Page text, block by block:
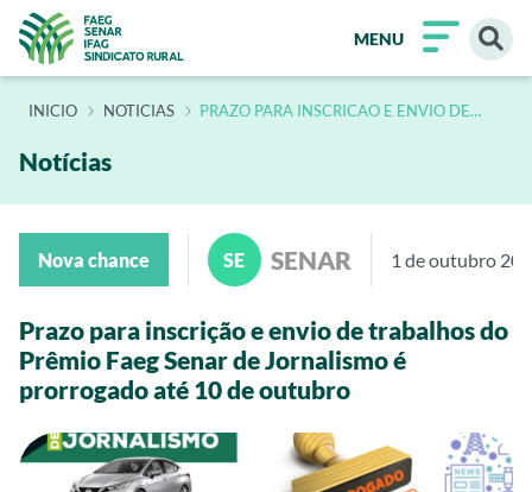
MENU
INÍCIO NOTICIAS PRAZO PARA INSCRICAO E ENVIO DE
Notícias
Nova chance SE SENAR 1 de outubro
Prazo para inscrição e envio de trabalhos do
Prêmio Faeg Senar de Jornalismo é
prorrogado até 10 de outubro